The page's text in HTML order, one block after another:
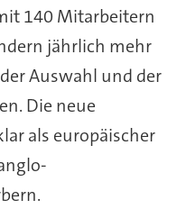
140 Mitarbeitern
jährlich mehr
Auswahl und der
Die neue
als europäischer